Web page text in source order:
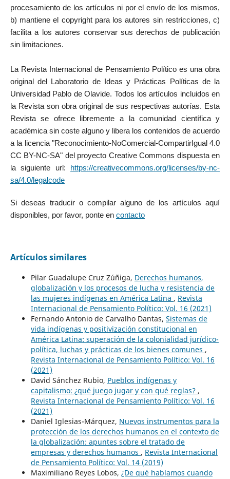
procesamiento de los artículos ni por el envío de los mismos,
b) mantiene el copyright para los autores sin restricciones, c)
facilita a los autores conservar sus derechos de publicación
sin limitaciones.
La Revista Internacional de Pensamiento Político es una obra
original del Laboratorio de Ideas y Prácticas Políticas de la
Universidad Pablo de Olavide. Todos los artículos incluidos en
la Revista son obra original de sus respectivas autorías. Esta
Revista se ofrece libremente a la comunidad científica y
académica sin coste alguno y libera los contenidos de acuerdo
a la licencia "Reconocimiento-NoComercial-CompartirIgual 4.0
CC BY-NC-SA" del proyecto Creative Commons dispuesta en
la siguiente url:
https://creativecommons.org/licenses/by-nc-
sa/4.0/legalcode
Si deseas traducir o compilar alguno de los artículos aquí
disponibles, por favor, ponte en contacto
Artículos similares
Pilar Guadalupe Cruz Zúñiga, Derechos humanos,
globalización y los procesos de lucha y resistencia de
las mujeres indígenas en América Latina , Revista
Internacional de Pensamiento Político: Vol. 16 (2021)
Fernando Antonio de Carvalho Dantas, Sistemas de
vida indígenas y positivización constitucional en
América Latina: superación de la colonialidad jurídico-
política, luchas y prácticas de los bienes comunes ,
Revista Internacional de Pensamiento Político: Vol. 16
(2021)
David Sánchez Rubio, Pueblos indígenas y
capitalismo: ¿qué juego jugar y con qué reglas? ,
Revista Internacional de Pensamiento Político: Vol. 16
(2021)
Daniel Iglesias-Márquez, Nuevos instrumentos para la
protección de los derechos humanos en el contexto de
la globalización: apuntes sobre el tratado de
empresas y derechos humanos , Revista Internacional
de Pensamiento Político: Vol. 14 (2019)
Maximiliano Reyes Lobos, ¿De qué hablamos cuando